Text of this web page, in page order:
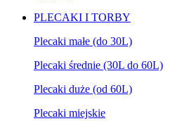
PLECAKI I TORBY
Plecaki małe (do 30L)
Plecaki średnie (30L do 60L)
Plecaki duże (od 60L)
Plecaki miejskie